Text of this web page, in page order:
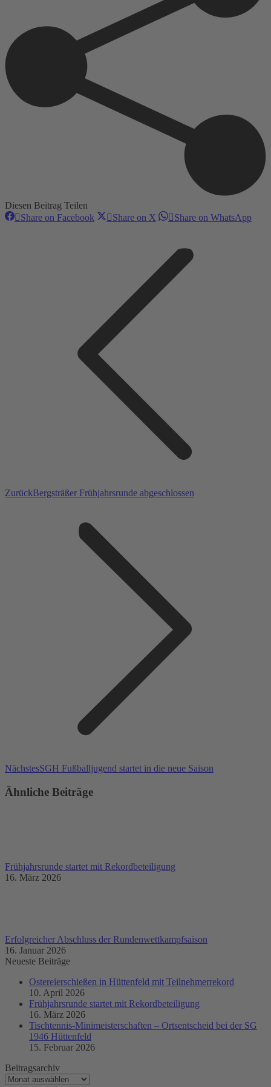
Diesen Beitrag Teilen
Share on Facebook ShareShare on X ShareShare on WhatsApp
ZurückVorheriger
Bergsträßer Frühjahrsrunde abgeschlossen
NächstesNächster
SGH Fußballjugend startet in die neue Saison
Ähnliche Beiträge
Frühjahrsrunde startet mit Rekordbeteiligung
16. März 2026
Erfolgreicher Abschluss der Rundenwettkampfsaison
16. Januar 2026
Neueste Beiträge
Ostereierschießen in Hüttenfeld mit Teilnehmerrekord
10. April 2026
Frühjahrsrunde startet mit Rekordbeteiligung
16. März 2026
Tischtennis-Minimeisterschaften – Ortsentscheid bei der SG
1946 Hüttenfeld
15. Februar 2026
Beitragsarchiv
Beitragsarchiv